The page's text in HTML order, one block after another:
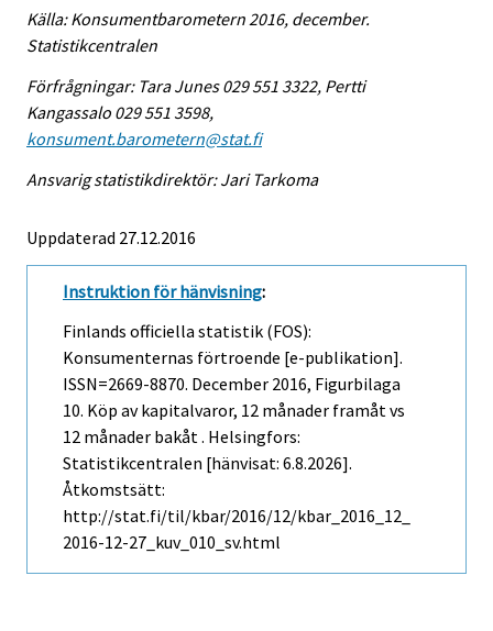
Källa: Konsumentbarometern 2016, december.
Statistikcentralen
Förfrågningar: Tara Junes 029 551 3322, Pertti
Kangassalo 029 551 3598,
konsument.barometern@stat.fi
Ansvarig statistikdirektör: Jari Tarkoma
Uppdaterad 27.12.2016
Instruktion för hänvisning:
Finlands officiella statistik (FOS):
Konsumenternas förtroende [e-publikation].
ISSN=2669-8870. December 2016, Figurbilaga
10. Köp av kapitalvaror, 12 månader framåt vs
12 månader bakåt . Helsingfors:
Statistikcentralen [hänvisat: 6.8.2026].
Åtkomstsätt:
http://stat.fi/til/kbar/2016/12/kbar_2016_12_
2016-12-27_kuv_010_sv.html